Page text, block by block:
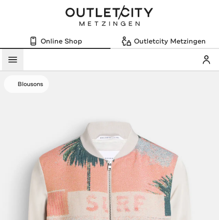
Online Shop Outletcity Metzingen
Menü
Blousons